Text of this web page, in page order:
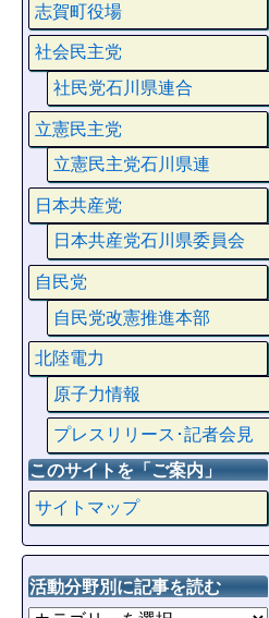
志賀町役場
社会民主党
社民党石川県連合
立憲民主党
立憲民主党石川県連
日本共産党
日本共産党石川県委員会
自民党
自民党改憲推進本部
北陸電力
原子力情報
プレスリリース･記者会見
このサイトを「ご案内」
サイトマップ
活動分野別に記事を読む